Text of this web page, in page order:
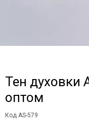
Тен духовки
оптом
Код AS-579